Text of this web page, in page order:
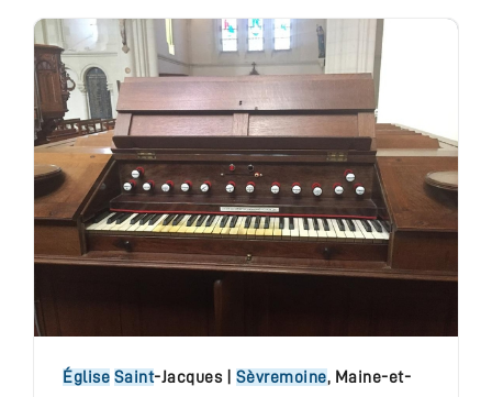
église Saint-Jacques| Sèvremoine, Maine-et-